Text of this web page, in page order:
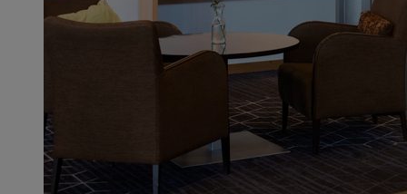
4.2 / 5
ibis budget Rotterdam The Hague Airport
Opposite to the airport terminal of Rotterdam The Hague
Airport
Secured private car park in front of the hotel